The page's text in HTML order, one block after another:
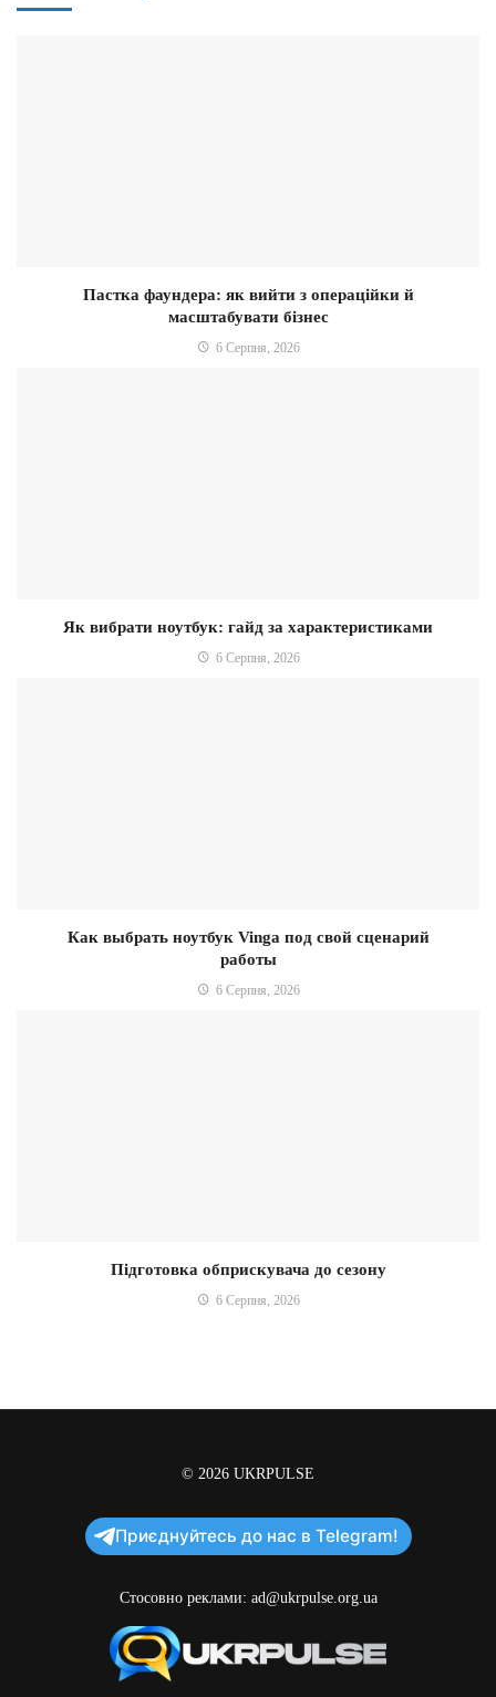
Пастка фаундера: як вийти з операційки й
масштабувати бізнес
6 Серпня, 2026
Як вибрати ноутбук: гайд за характеристиками
6 Серпня, 2026
Как выбрать ноутбук Vinga под свой сценарий
работы
6 Серпня, 2026
Підготовка обприскувача до сезону
6 Серпня, 2026
© 2026 UKRPULSE
Приєднуйтесь до нас в Telegram!
Стосовно реклами: ad@ukrpulse.org.ua